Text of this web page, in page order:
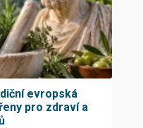
evropská
pro zdraví a